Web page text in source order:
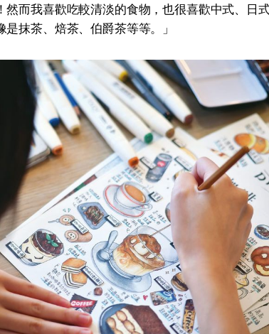
而我喜歡吃較清淡的食物，也很喜歡中式、日
抹茶、焙茶、伯爵茶等等。」